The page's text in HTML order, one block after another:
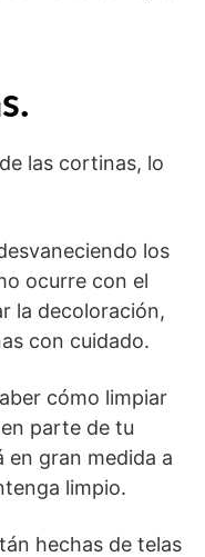
las cortinas, lo
los
ocurre con el
la decoloración,
con cuidado.
cómo limpiar
parte de tu
en gran medida a
limpio.
hechas de telas